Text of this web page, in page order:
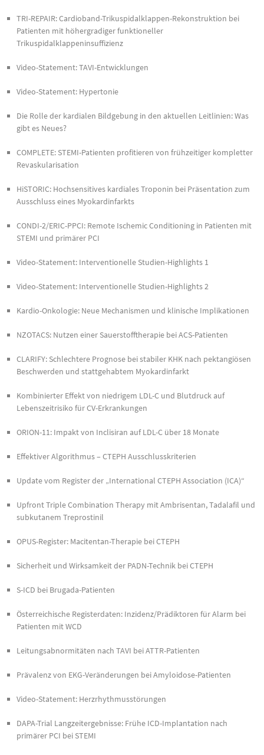
TRI-REPAIR: Cardioband-Trikuspidalklappen-Rekonstruktion bei
Patienten mit höhergradiger funktioneller
Trikuspidalklappeninsuffizienz
Video-Statement: TAVI-Entwicklungen
Video-Statement: Hypertonie
Die Rolle der kardialen Bildgebung in den aktuellen Leitlinien: Was
gibt es Neues?
COMPLETE: STEMI-Patienten profitieren von frühzeitiger kompletter
Revaskularisation
HiSTORIC: Hochsensitives kardiales Troponin bei Präsentation zum
Ausschluss eines Myokardinfarkts
CONDI-2/ERIC-PPCI: Remote Ischemic Conditioning in Patienten mit
STEMI und primärer PCI
Video-Statement: Interventionelle Studien-Highlights 1
Video-Statement: Interventionelle Studien-Highlights 2
Kardio-Onkologie: Neue Mechanismen und klinische Implikationen
NZOTACS: Nutzen einer Sauerstofftherapie bei ACS-Patienten
CLARIFY: Schlechtere Prognose bei stabiler KHK nach pektangiösen
Beschwerden und stattgehabtem Myokardinfarkt
Kombinierter Effekt von niedrigem LDL-C und Blutdruck auf
Lebenszeitrisiko für CV-Erkrankungen
ORION-11: Impakt von Inclisiran auf LDL-C über 18 Monate
Effektiver Algorithmus – CTEPH Ausschlusskriterien
Update vom Register der „International CTEPH Association (ICA)“
Upfront Triple Combination Therapy mit Ambrisentan, Tadalafil und
subkutanem Treprostinil
OPUS-Register: Macitentan-Therapie bei CTEPH
Sicherheit und Wirksamkeit der PADN-Technik bei CTEPH
S-ICD bei Brugada-Patienten
Österreichische Registerdaten: Inzidenz/Prädiktoren für Alarm bei
Patienten mit WCD
Leitungsabnormitäten nach TAVI bei ATTR-Patienten
Prävalenz von EKG-Veränderungen bei Amyloidose-Patienten
Video-Statement: Herzrhythmusstörungen
DAPA-Trial Langzeitergebnisse: Frühe ICD-Implantation nach
primärer PCI bei STEMI